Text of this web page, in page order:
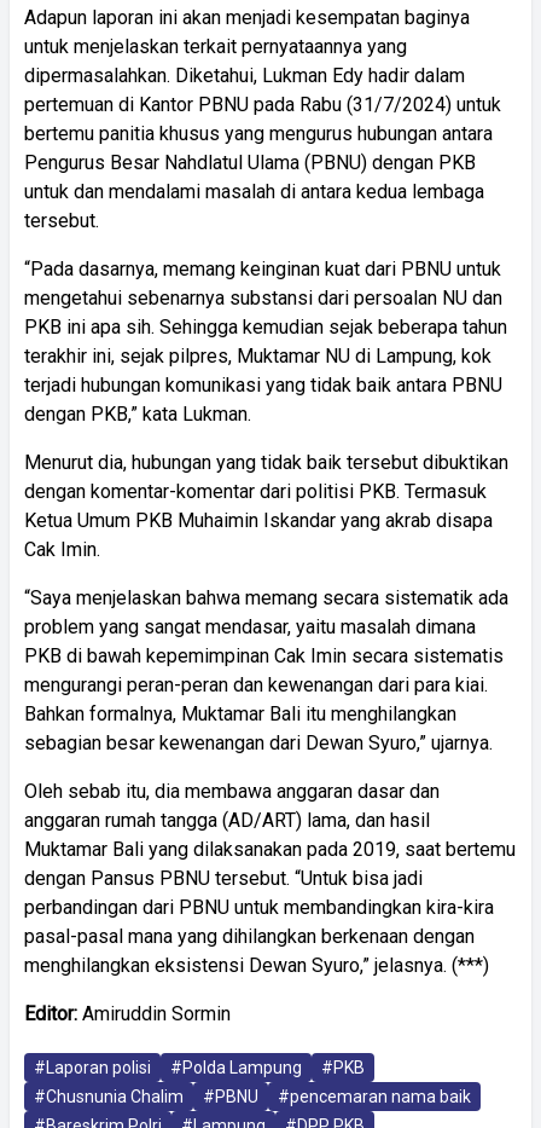
Adapun laporan ini akan menjadi kesempatan baginya
untuk menjelaskan terkait pernyataannya yang
dipermasalahkan. Diketahui, Lukman Edy hadir dalam
pertemuan di Kantor PBNU pada Rabu (31/7/2024) untuk
bertemu panitia khusus yang mengurus hubungan antara
Pengurus Besar Nahdlatul Ulama (PBNU) dengan PKB
untuk dan mendalami masalah di antara kedua lembaga
tersebut.
“Pada dasarnya, memang keinginan kuat dari PBNU untuk
mengetahui sebenarnya substansi dari persoalan NU dan
PKB ini apa sih. Sehingga kemudian sejak beberapa tahun
terakhir ini, sejak pilpres, Muktamar NU di Lampung, kok
terjadi hubungan komunikasi yang tidak baik antara PBNU
dengan PKB,” kata Lukman.
Menurut dia, hubungan yang tidak baik tersebut dibuktikan
dengan komentar-komentar dari politisi PKB. Termasuk
Ketua Umum PKB Muhaimin Iskandar yang akrab disapa
Cak Imin.
“Saya menjelaskan bahwa memang secara sistematik ada
problem yang sangat mendasar, yaitu masalah dimana
PKB di bawah kepemimpinan Cak Imin secara sistematis
mengurangi peran-peran dan kewenangan dari para kiai.
Bahkan formalnya, Muktamar Bali itu menghilangkan
sebagian besar kewenangan dari Dewan Syuro,” ujarnya.
Oleh sebab itu, dia membawa anggaran dasar dan
anggaran rumah tangga (AD/ART) lama, dan hasil
Muktamar Bali yang dilaksanakan pada 2019, saat bertemu
dengan Pansus PBNU tersebut. “Untuk bisa jadi
perbandingan dari PBNU untuk membandingkan kira-kira
pasal-pasal mana yang dihilangkan berkenaan dengan
menghilangkan eksistensi Dewan Syuro,” jelasnya. (***)
Editor: Amiruddin Sormin
#Laporan polisi #Polda Lampung
#PKB
#Chusnunia Chalim
#PBNU
#pencemaran nama baik